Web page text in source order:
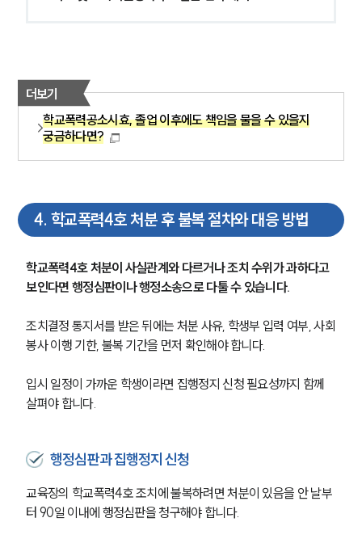
언론보도
세미나
대륜법률상담예약
더보기
학교폭력공소시효, 졸업 이후에도 책임을 물을 수 있을지
궁금하다면?
4. 학교폭력4호 처분 후 불복 절차와 대응 방법
학교폭력4호 처분이 사실관계와 다르거나 조치 수위가 과하다고
보인다면 행정심판이나 행정소송으로 다툴 수 있습니다.
조치결정 통지서를 받은 뒤에는 처분 사유, 학생부 입력 여부, 사회
봉사 이행 기한, 불복 기간을 먼저 확인해야 합니다.
입시 일정이 가까운 학생이라면 집행정지 신청 필요성까지 함께
살펴야 합니다.
행정심판과 집행정지 신청
교육장의 학교폭력4호 조치에 불복하려면 처분이 있음을 안 날부
터 90일 이내에 행정심판을 청구해야 합니다.